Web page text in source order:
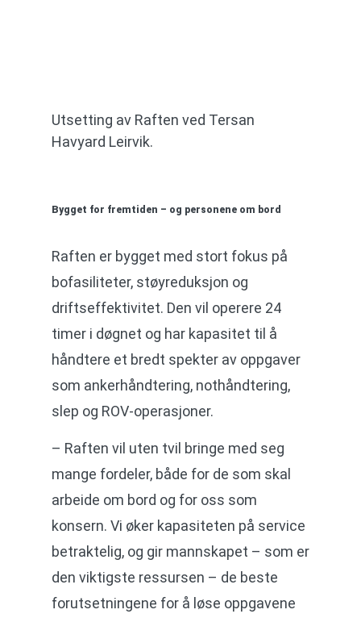
Utsetting av Raften ved Tersan
Havyard Leirvik.
Bygget for fremtiden – og personene om bord
Raften er bygget med stort fokus på
bofasiliteter, støyreduksjon og
driftseffektivitet. Den vil operere 24
timer i døgnet og har kapasitet til å
håndtere et bredt spekter av oppgaver
som ankerhåndtering, nothåndtering,
slep og ROV-operasjoner.
– Raften vil uten tvil bringe med seg
mange fordeler, både for de som skal
arbeide om bord og for oss som
konsern. Vi øker kapasiteten på service
betraktelig, og gir mannskapet – som er
den viktigste ressursen – de beste
forutsetningene for å løse oppgavene